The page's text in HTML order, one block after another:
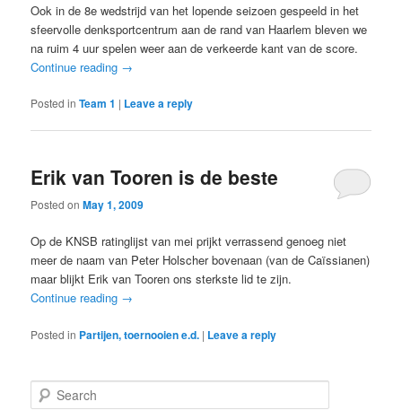
Ook in de 8e wedstrijd van het lopende seizoen gespeeld in het
sfeervolle denksportcentrum aan de rand van Haarlem bleven we
na ruim 4 uur spelen weer aan de verkeerde kant van de score.
Continue reading →
Posted in Team 1 | Leave a reply
Erik van Tooren is de beste
Posted onMay 1, 2009
Op de KNSB ratinglijst van mei prijkt verrassend genoeg niet
meer de naam van Peter Holscher bovenaan (van de Caïssianen)
maar blijkt Erik van Tooren ons sterkste lid te zijn.
Continue reading →
Posted in Partijen, toernooien e.d. | Leave a reply
e